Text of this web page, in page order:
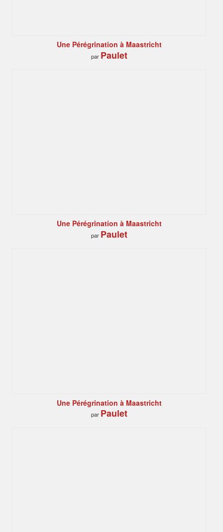
Une Pérégrination à Maastricht
par Paulet
Une Pérégrination à Maastricht
par Paulet
Une Pérégrination à Maastricht
par Paulet